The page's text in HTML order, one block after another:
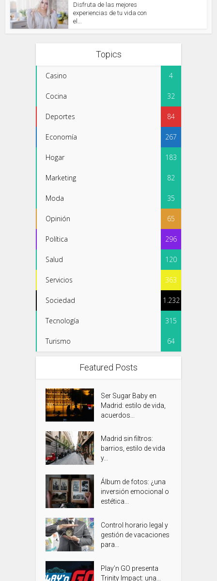
Disfruta de las mejores
experiencias de tu vida con
el...
Topics
Casino 4
Cocina 32
Deportes 84
Economía 267
Hogar 183
Marketing 82
Moda 35
Opinión 65
Política 296
Salud 120
Servicios 363
Sociedad 1.232
Tecnología 315
Turismo 64
Featured Posts
Ser Sugar Baby en
Madrid: estilo de vida,
acuerdos...
Madrid sin filtros:
barrios, estilo de vida
y...
Álbum de fotos: ¿una
inversión emocional o
estética...
Control horario legal y
gestión de vacaciones
para...
Play’n GO presenta
Trinity Impact: una...